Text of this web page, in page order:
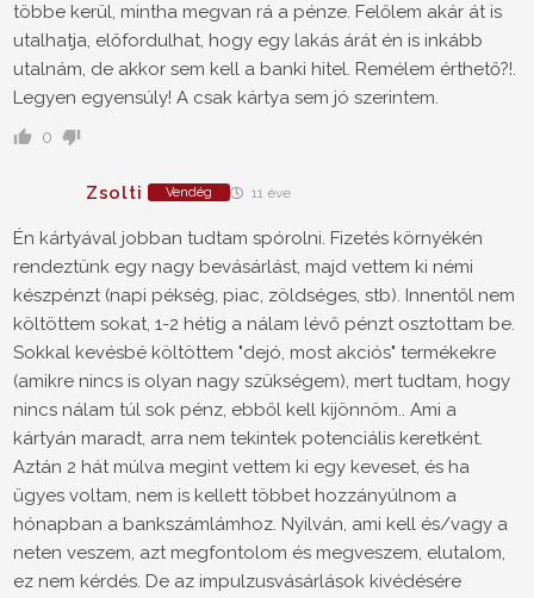
többe kerül, mintha megvan rá a pénze. Felőlem akár át is
utalhatja, előfordulhat, hogy egy lakás árát én is inkább
utalnám, de akkor sem kell a banki hitel. Remélem érthető?!.
Legyen egyensúly! A csak kártya sem jó szerintem.
0
Zsolti Vendég 11 éve
Én kártyával jobban tudtam spórolni. Fizetés környékén
rendeztünk egy nagy bevásárlást, majd vettem ki némi
készpénzt (napi pékség, piac, zöldséges, stb). Innentől nem
költöttem sokat, 1-2 hétig a nálam lévő pénzt osztottam be.
Sokkal kevésbé költöttem "dejó, most akciós" termékekre
(amikre nincs is olyan nagy szükségem), mert tudtam, hogy
nincs nálam túl sok pénz, ebből kell kijönnöm.. Ami a
kártyán maradt, arra nem tekintek potenciális keretként.
Aztán 2 hát múlva megint vettem ki egy keveset, és ha
ügyes voltam, nem is kellett többet hozzányúlnom a
hónapban a bankszámlámhoz. Nyilván, ami kell és/vagy a
neten veszem, azt megfontolom és megveszem, elutalom,
ez nem kérdés. De az impulzusvásárlások kivédésére